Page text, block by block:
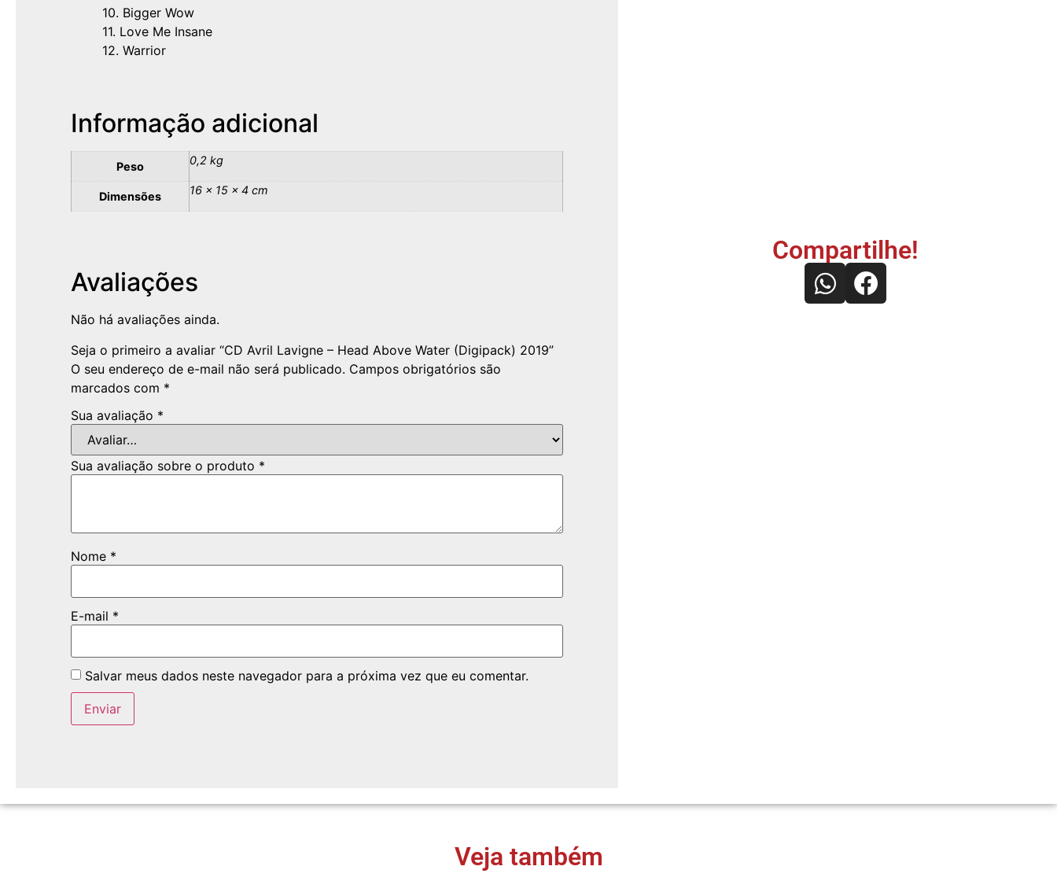
10. Bigger Wow
11. Love Me Insane
12. Warrior
Informação adicional
Peso 0,2 kg
Dimensões 16 × 15 × 4 cm
Avaliações
Não há avaliações ainda.
Seja o primeiro a avaliar “CD Avril Lavigne – Head Above Water (Digipack) 2019”
O seu endereço de e-mail não será publicado. Campos obrigatórios são
marcados com *
Sua avaliação *
Sua avaliação sobre o produto *
Nome *
E-mail *
Salvar meus dados neste navegador para a próxima vez que eu comentar.
Compartilhe!
Veja também